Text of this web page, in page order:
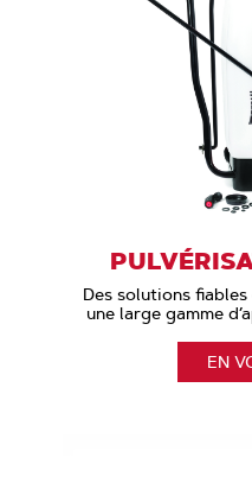
Des solutions
une large gamme
EN